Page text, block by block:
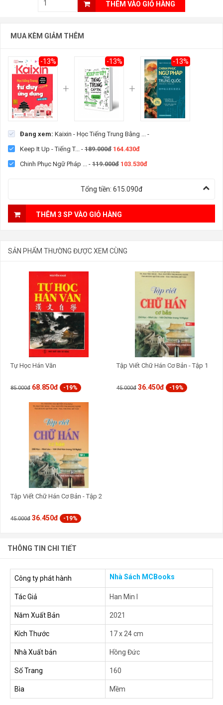
THÊM VÀO GIỎ HÀNG
MUA KÈM GIẢM THÊM
-13% -13% -13%
Đang xem: Kaixin - Học Tiếng Trung Bằng ...
-
Keep It Up - Tiếng T...
- 189.000đ 164.430đ
Chinh Phục Ngữ Pháp ...
- 119.000đ 103.530đ
Tổng tiền: 615.090đ
THÊM 3 SP VÀO GIỎ HÀNG
SẢN PHẨM THƯỜNG ĐƯỢC XEM CÙNG
Tự Học Hán Văn
85.000đ 68.850đ -19%
Tập Viết Chữ Hán Cơ Bản - Tập 1
45.000đ 36.450đ -19%
Tập Viết Chữ Hán Cơ Bản - Tập 2
45.000đ 36.450đ -19%
THÔNG TIN CHI TIẾT
Công ty phát hành Nhà Sách MCBooks
Tác Giả Han Min I
Năm Xuất Bản 2021
Kích Thước 17 x 24 cm
Nhà Xuất bản Hồng Đức
Số Trang 160
Bìa Mềm